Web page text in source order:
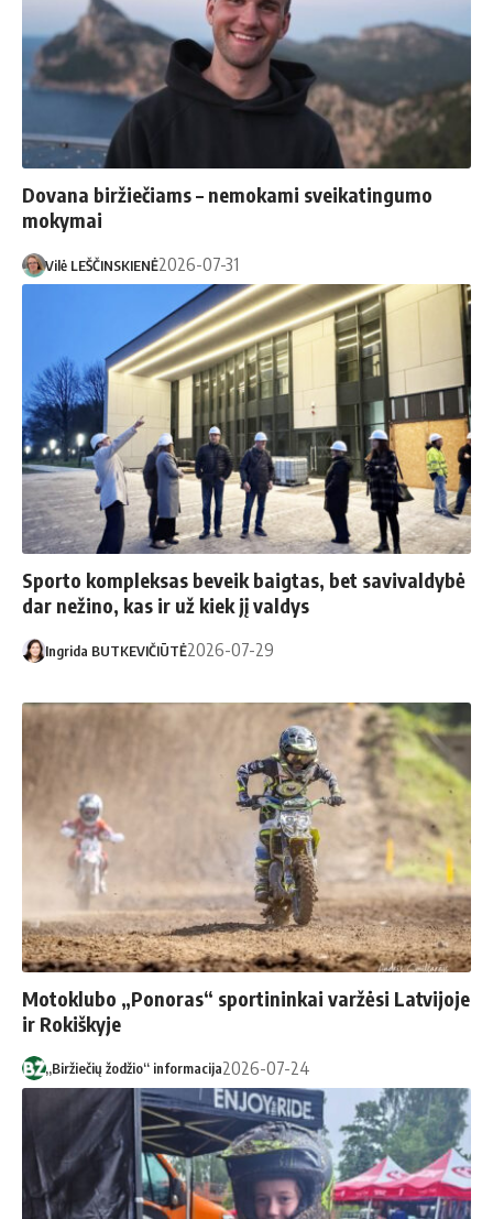
Dovana biržiečiams – nemokami sveikatingumo
mokymai
Vilė LEŠČINSKIENĖ2026-07-31
Sporto kompleksas beveik baigtas, bet savivaldybė
dar nežino, kas ir už kiek jį valdys
Ingrida BUTKEVIČIŪTĖ2026-07-29
Motoklubo „Ponoras“ sportininkai varžėsi Latvijoje
ir Rokiškyje
„Biržiečių žodžio“ informacija2026-07-24